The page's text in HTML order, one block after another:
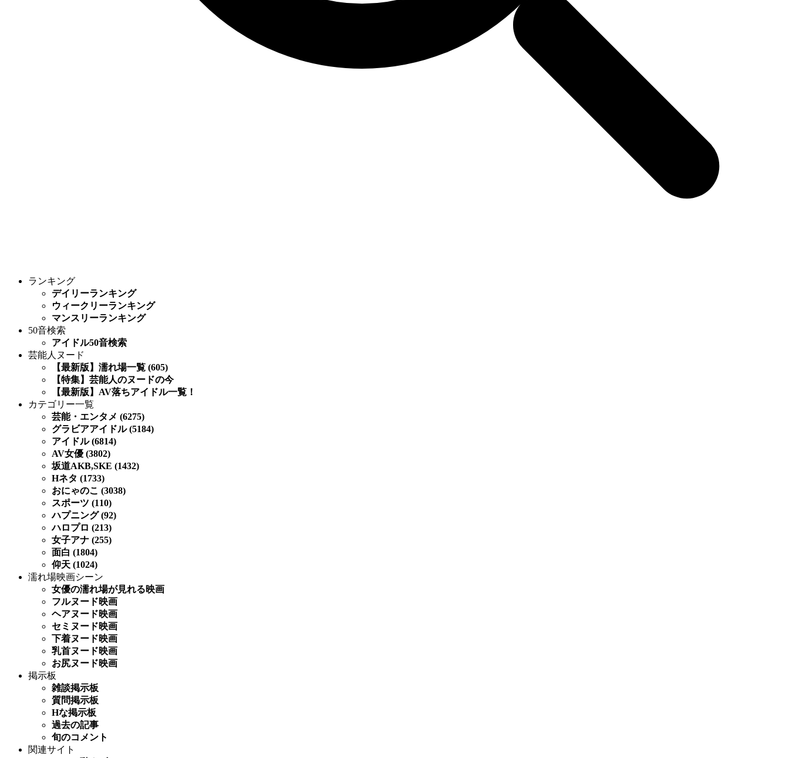
ランキング
デイリーランキング
ウィークリーランキング
マンスリーランキング
50音検索
アイドル50音検索
芸能人ヌード
【最新版】濡れ場一覧 (605)
【特集】芸能人のヌードの今
【最新版】AV落ちアイドル一覧！
カテゴリー一覧
芸能・エンタメ (6275)
グラビアアイドル (5184)
アイドル (6814)
AV女優 (3802)
坂道AKB,SKE (1432)
Hネタ (1733)
おにゃのこ (3038)
スポーツ (110)
ハプニング (92)
ハロプロ (213)
女子アナ (255)
面白 (1804)
仰天 (1024)
濡れ場映画シーン
女優の濡れ場が見れる映画
フルヌード映画
ヘアヌード映画
セミヌード映画
下着ヌード映画
乳首ヌード映画
お尻ヌード映画
掲示板
雑談掲示板
質問掲示板
Hな掲示板
過去の記事
旬のコメント
関連サイト